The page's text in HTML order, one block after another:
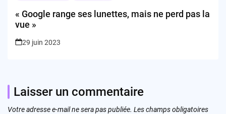
« Google range ses lunettes, mais ne perd pas la
vue »
29 juin 2023
Laisser un commentaire
Votre adresse e-mail ne sera pas publiée. Les champs obligatoires